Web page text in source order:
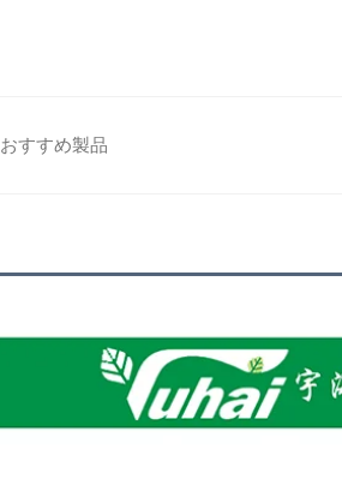
おすすめ製品